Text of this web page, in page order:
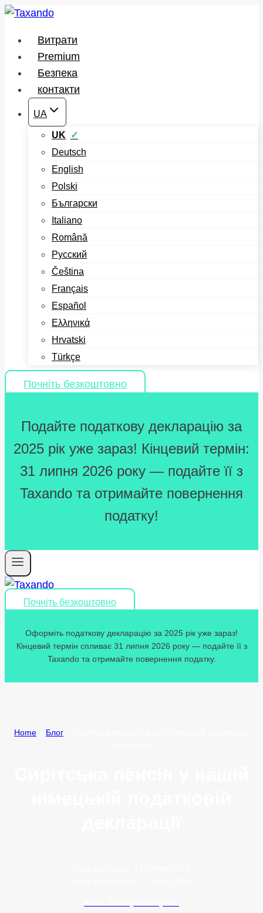
Перейти
вмісту
Витрати
Premium
Безпека
контакти
UA
UK
Deutsch
English
Polski
Български
Italiano
Română
Русский
Čeština
Français
Español
Ελληνικά
Hrvatski
Türkçe
Почніть безкоштовно
Подайте податкову декларацію за
2025 рік уже зараз! Кінцевий термін:
31 липня 2026 року — подайте її з
Taxando та отримайте повернення
податку!
Почніть безкоштовно
Оформіть податкову декларацію за 2025 рік уже зараз!
Кінцевий термін спливає 31 липня 2026 року — подайте її з
Taxando та отримайте повернення податку.
Home Блог